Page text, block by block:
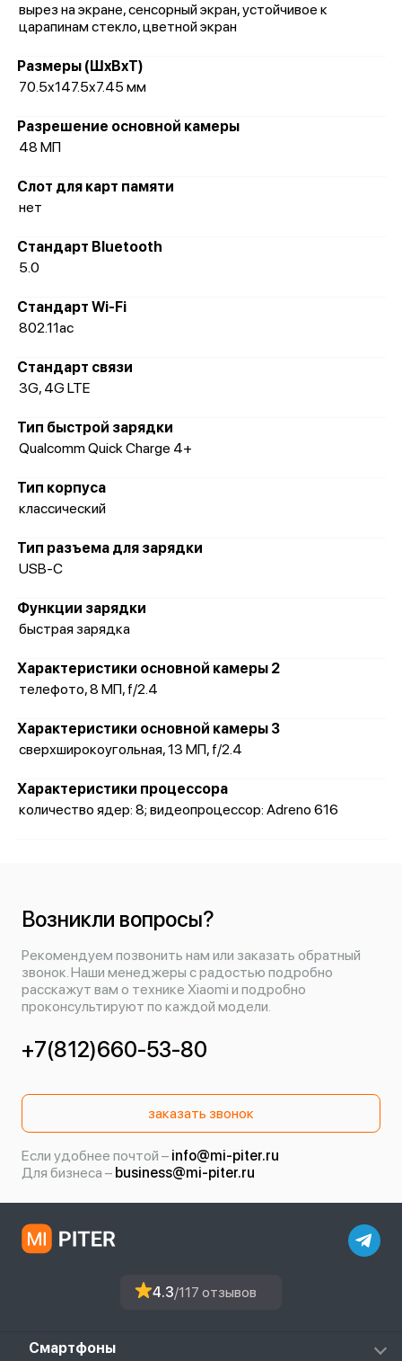
вырез на экране, сенсорный экран, устойчивое к
царапинам стекло, цветной экран
Размеры (ШxВxТ)
70.5x147.5x7.45 мм
Разрешение основной камеры
48 МП
Слот для карт памяти
нет
Стандарт Bluetooth
5.0
Стандарт Wi-Fi
802.11ac
Стандарт связи
3G, 4G LTE
Тип быстрой зарядки
Qualcomm Quick Charge 4+
Тип корпуса
классический
Тип разъема для зарядки
USB-C
Функции зарядки
быстрая зарядка
Характеристики основной камеры 2
телефото, 8 МП, f/2.4
Характеристики основной камеры 3
сверхширокоугольная, 13 МП, f/2.4
Характеристики процессора
количество ядер: 8; видеопроцессор: Adreno 616
Возникли вопросы?
Рекомендуем позвонить нам или заказать обратный
звонок. Наши менеджеры с радостью подробно
расскажут вам о технике Xiaomi и подробно
проконсультируют по каждой модели.
+7(812)660-53-80
заказать звонок
Если удобнее почтой – info@mi-piter.ru
Для бизнеса – business@mi-piter.ru
4.3/117 отзывов
Смартфоны